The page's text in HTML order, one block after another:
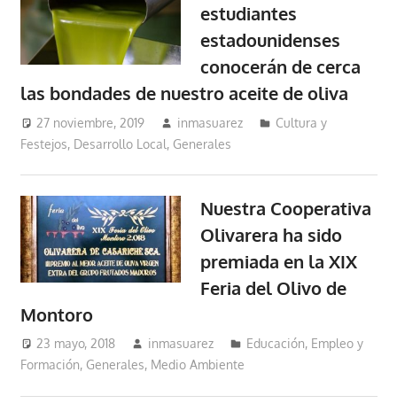
estudiantes
estadounidenses
conocerán de cerca
las bondades de nuestro aceite de oliva
27 noviembre, 2019 inmasuarez
Cultura y
Festejos, Desarrollo Local, Generales
Nuestra Cooperativa
Olivarera ha sido
premiada en la XIX
Feria del Olivo de
Montoro
23 mayo, 2018 inmasuarez
Educación, Empleo y
Formación, Generales, Medio Ambiente